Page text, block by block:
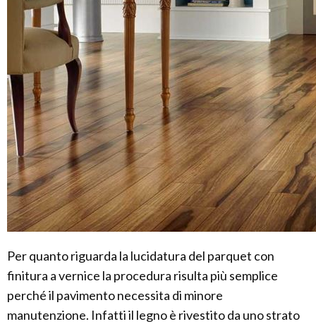
Per quanto riguarda la lucidatura del parquet con
finitura a vernice la procedura risulta più semplice
perché il pavimento necessita di minore
manutenzione. Infatti il legno è rivestito da uno strato